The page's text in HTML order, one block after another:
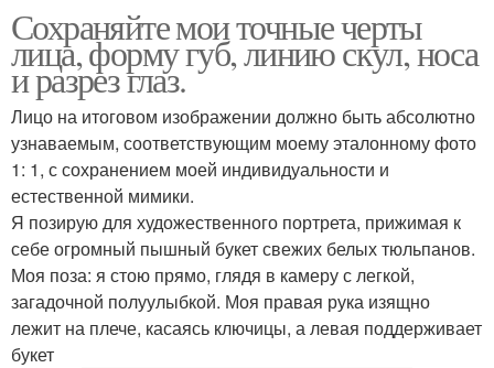
Сохраняйте мои точные черты
лица, форму губ, линию скул, носа
и разрез глаз.
Лицо на итоговом изображении должно быть абсолютно
узнаваемым, соответствующим моему эталонному фото
1: 1, с сохранением моей индивидуальности и
естественной мимики.
Я позирую для художественного портрета, прижимая к
себе огромный пышный букет свежих белых тюльпанов.
Моя поза: я стою прямо, глядя в камеру с легкой,
загадочной полуулыбкой. Моя правая рука изящно
лежит на плече, касаясь ключицы, а левая поддерживает
букет